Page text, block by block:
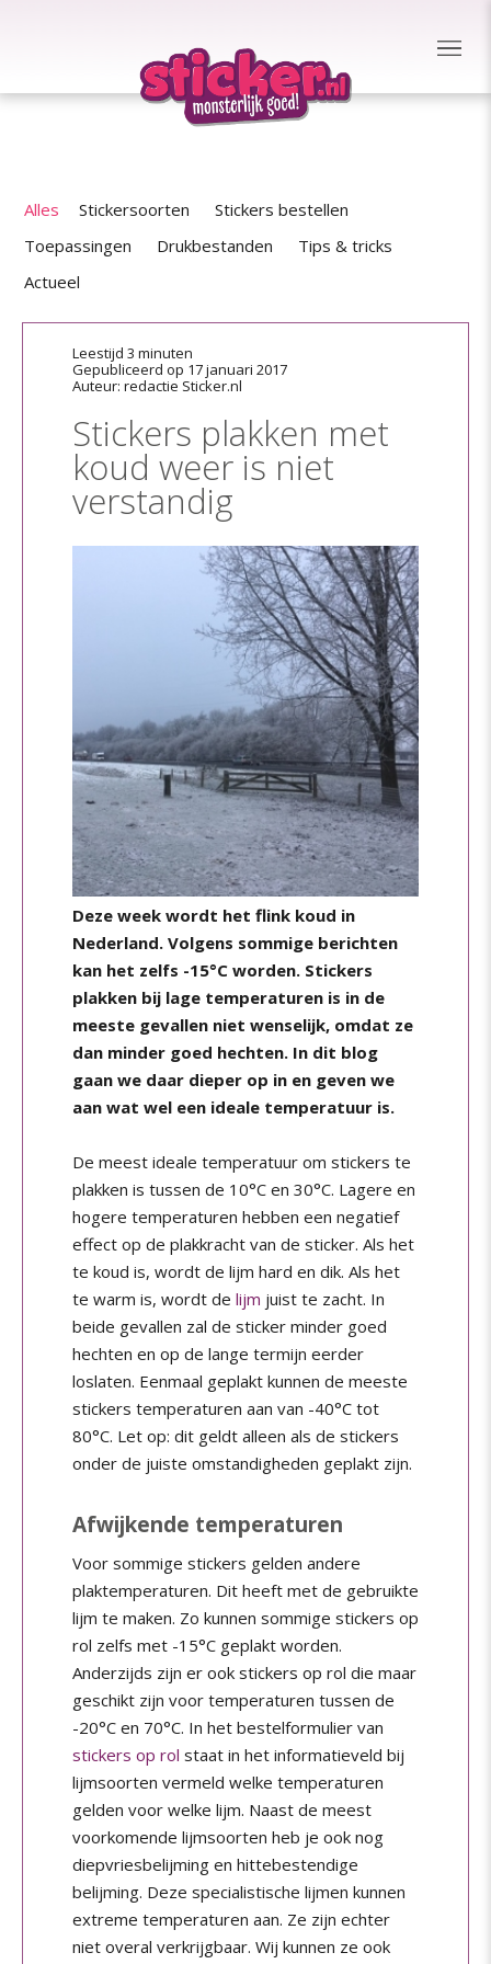
Alles Stickersoorten
Stickers bestellen
Toepassingen
Drukbestanden
Tips & tricks
Actueel
Leestijd 3 minuten
Gepubliceerd op 17 januari 2017
Auteur: redactie Sticker.nl
Stickers plakken met
koud weer is niet
verstandig
Deze week wordt het flink koud in
Nederland. Volgens sommige berichten
kan het zelfs -15°C worden. Stickers
plakken bij lage temperaturen is in de
meeste gevallen niet wenselijk, omdat ze
dan minder goed hechten. In dit blog
gaan we daar dieper op in en geven we
aan wat wel een ideale temperatuur is.
De meest ideale temperatuur om stickers te
plakken is tussen de 10°C en 30°C. Lagere en
hogere temperaturen hebben een negatief
effect op de plakkracht van de sticker. Als het
te koud is, wordt de lijm hard en dik. Als het
te warm is, wordt de lijm juist te zacht. In
beide gevallen zal de sticker minder goed
hechten en op de lange termijn eerder
loslaten. Eenmaal geplakt kunnen de meeste
stickers temperaturen aan van -40°C tot
80°C. Let op: dit geldt alleen als de stickers
onder de juiste omstandigheden geplakt zijn.
Afwijkende temperaturen
Voor sommige stickers gelden andere
plaktemperaturen. Dit heeft met de gebruikte
lijm te maken. Zo kunnen sommige stickers op
rol zelfs met -15°C geplakt worden.
Anderzijds zijn er ook stickers op rol die maar
geschikt zijn voor temperaturen tussen de
-20°C en 70°C. In het bestelformulier van
stickers op rol staat in het informatieveld bij
lijmsoorten vermeld welke temperaturen
gelden voor welke lijm. Naast de meest
voorkomende lijmsoorten heb je ook nog
diepvriesbelijming en hittebestendige
belijming. Deze specialistische lijmen kunnen
extreme temperaturen aan. Ze zijn echter
niet overal verkrijgbaar. Wij kunnen ze ook